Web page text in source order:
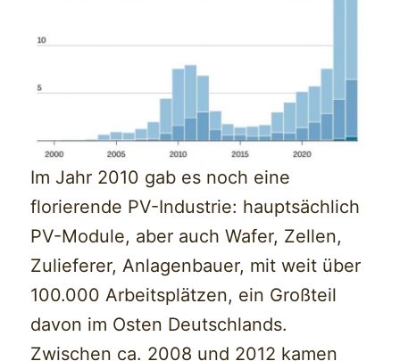
Im Jahr 2010 gab es noch eine
florierende PV-Industrie: hauptsächlich
PV-Module, aber auch Wafer, Zellen,
Zulieferer, Anlagenbauer, mit weit über
100.000 Arbeitsplätzen, ein Großteil
davon im Osten Deutschlands.
Zwischen ca. 2008 und 2012 kamen